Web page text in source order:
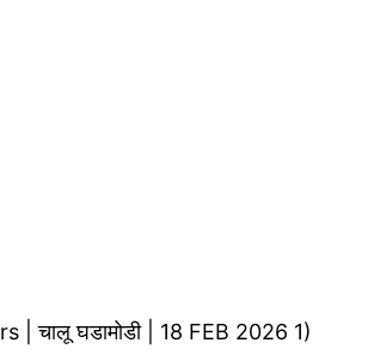
| चालू घडामोडी | 18 FEB 2026 1)